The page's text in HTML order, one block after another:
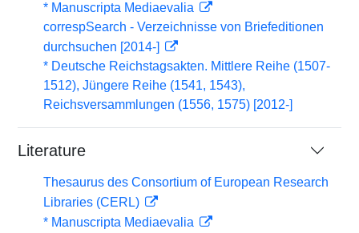
* Manuscripta Mediaevalia
correspSearch - Verzeichnisse von Briefeditionen
durchsuchen [2014-]
* Deutsche Reichstagsakten. Mittlere Reihe (1507-
1512), Jüngere Reihe (1541, 1543),
Reichsversammlungen (1556, 1575) [2012-]
Literature
Thesaurus des Consortium of European Research
Libraries (CERL)
* Manuscripta Mediaevalia